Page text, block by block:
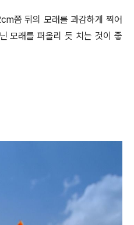
쯤 뒤의 모래를 과감하게 찍어
모래를 퍼올리 듯 치는 것이 좋